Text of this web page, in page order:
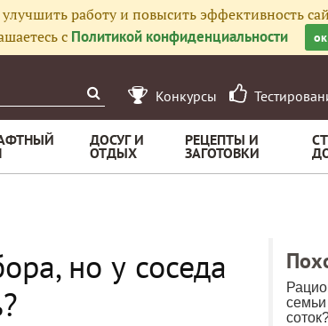
работу и повысить эффективность
с Политикой конфиденциальности ок
Конкурсы
ДОСУГ И
ОТДЫХ
РЕЦЕПТЫ И
ЗАГОТОВКИ
но у соседа
семьи